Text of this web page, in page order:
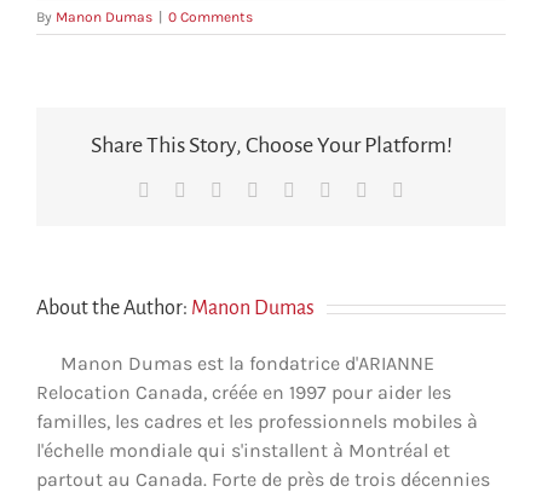
By Manon Dumas | 0 Comments
Share This Story, Choose Your Platform!
Facebook Reddit LinkedIn
TumblrPinterest
About the Author: Manon Dumas
Manon Dumas est la fondatrice d'ARIANNE
Relocation Canada, créée en 1997 pour aider les
familles, les cadres et les professionnels mobiles à
l'échelle mondiale qui s'installent à Montréal et
partout au Canada. Forte de près de trois décennies